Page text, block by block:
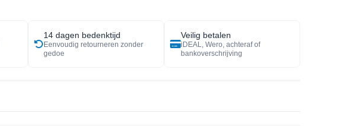
14 dagen bedenktijd
Eenvoudig retourneren zonder
gedoe
Veilig betalen
iDEAL, Wero, achteraf of
bankoverschrijving